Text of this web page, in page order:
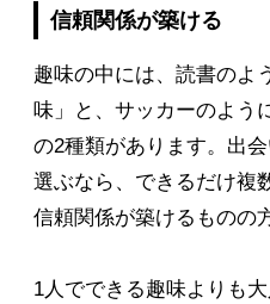
信頼関係が築ける
趣味の中には、読書のよ
味」と、サッカーのよう
の2種類があります。出
選ぶなら、できるだけ複
信頼関係が築けるものの
1人でできる趣味よりも